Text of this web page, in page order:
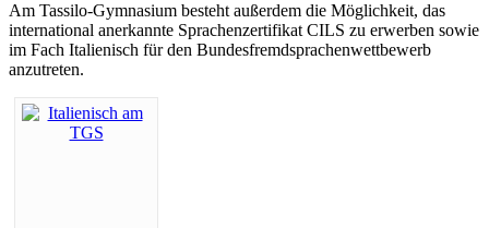
Am Tassilo-Gymnasium besteht außerdem die Möglichkeit, das
international anerkannte Sprachenzertifikat CILS zu erwerben sowie
im Fach Italienisch für den Bundesfremdsprachenwettbewerb
anzutreten.